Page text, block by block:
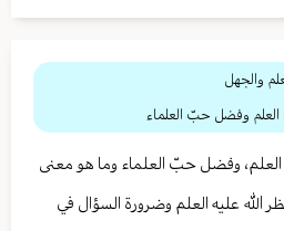
والجهل
وفضل حبّ العلماء
وفضل حبّ العلماء‏ وما هو معنى
الله عليه العلم وضرورة السؤال في